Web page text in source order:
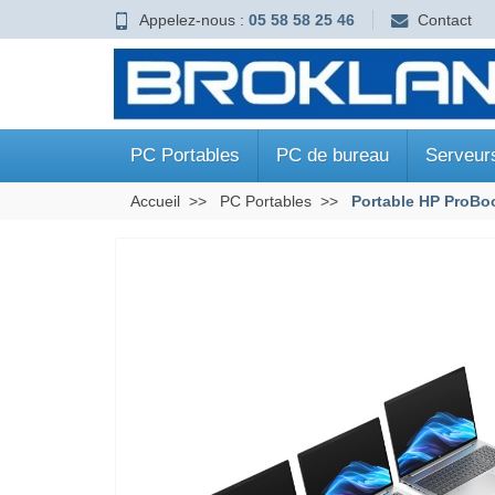
Appelez-nous : 05 58 58 25 46 Contact
PC Portables PC de bureau
Accueil PC Portables Portable HP